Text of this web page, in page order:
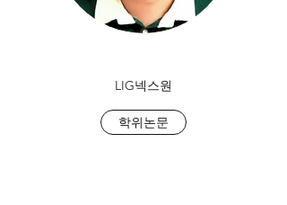
LIG넥스원
학위논문